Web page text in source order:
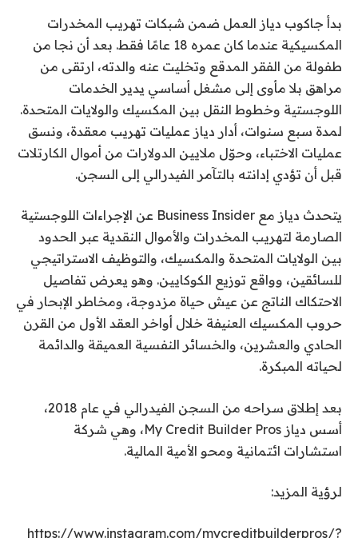
بدأ جاكوب دياز العمل ضمن شبكات تهريب المخدرات
المكسيكية عندما كان عمره 18 عامًا فقط. بعد أن نجا من
طفولة من الفقر المدقع وتخليت عنه والدته، ارتقى من
مراهق بلا مأوى إلى مشغل أساسي يدير الخدمات
اللوجستية وخطوط النقل بين المكسيك والولايات المتحدة.
لمدة سبع سنوات، أدار دياز عمليات تهريب معقدة، ونسق
عمليات الاختباء، وحوّل ملايين الدولارات من أموال الكارتلات
قبل أن تؤدي إدانته بالتآمر الفيدرالي إلى السجن.
يتحدث دياز مع Business Insider عن الإجراءات اللوجستية
الصارمة لتهريب المخدرات والأموال النقدية عبر الحدود
بين الولايات المتحدة والمكسيك، والتوظيف الاستراتيجي
للسائقين، وواقع توزيع الكوكايين. وهو يعرض تفاصيل
الاحتكاك الناتج عن عيش حياة مزدوجة، ومخاطر الإبحار في
حروب المكسيك العنيفة خلال أواخر العقد الأول من القرن
الحادي والعشرين، والخسائر النفسية العميقة والدائمة
لحياته المبكرة.
بعد إطلاق سراحه من السجن الفيدرالي في عام 2018،
أسس دياز My Credit Builder Pros، وهي شركة
استشارات ائتمانية ومحو الأمية المالية.
لرؤية المزيد:
https://www.instagram.com/mycreditbuilderpros/?